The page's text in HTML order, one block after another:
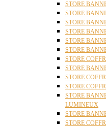
STORE
STORE
STORE
STORE
STORE
STORE
STORE
STORE
STORE
STORE
STORE
LUMINEUX
STORE
STORE